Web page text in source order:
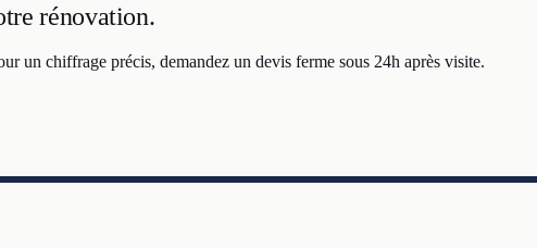
rénovation.
un chiffrage précis, demandez un devis ferme sous 24h après visite.